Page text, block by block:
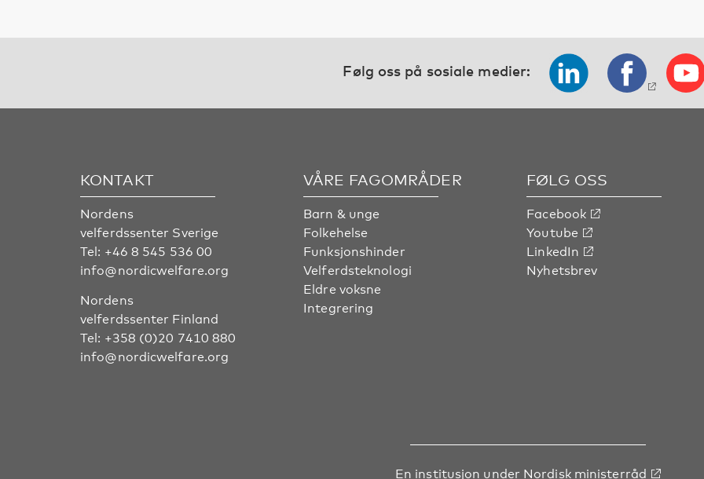
Følg oss på sosiale medier:
KONTAKT
Nordens
velferdssenter Sverige
Tel: +46 8 545 536 00
info@nordicwelfare.org
Nordens
velferdssenter Finland
Tel: +358 (0)20 7410 880
info@nordicwelfare.org
VÅRE FAGOMRÅDER
Barn & unge
Folkehelse
Funksjonshinder
Velferdsteknologi
Eldre voksne
Integrering
FØLG OSS
Facebook
Youtube
LinkedIn
Nyhetsbrev
En institusjon under Nordisk ministerråd